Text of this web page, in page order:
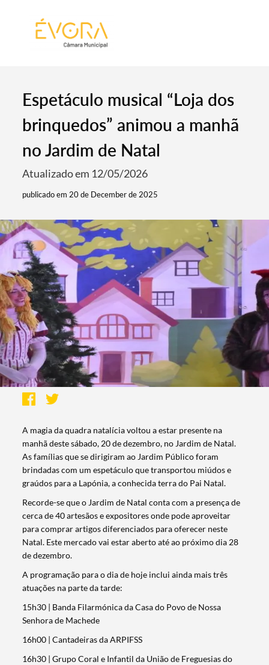
Espetáculo musical “Loja dos
brinquedos” animou a manhã
no Jardim de Natal
Atualizado em 12/05/2026
publicado em 20 de December de 2025
A magia da quadra natalícia voltou a estar presente na
manhã deste sábado, 20 de dezembro, no Jardim de Natal.
As famílias que se dirigiram ao Jardim Público foram
brindadas com um espetáculo que transportou miúdos e
graúdos para a Lapónia, a conhecida terra do Pai Natal.
Recorde-se que o Jardim de Natal conta com a presença de
cerca de 40 artesãos e expositores onde pode aproveitar
para comprar artigos diferenciados para oferecer neste
Natal. Este mercado vai estar aberto até ao próximo dia 28
de dezembro.
A programação para o dia de hoje inclui ainda mais três
atuações na parte da tarde:
15h30 | Banda Filarmónica da Casa do Povo de Nossa
Senhora de Machede
16h00 | Cantadeiras da ARPIFSS
16h30 | Grupo Coral e Infantil da União de Freguesias do